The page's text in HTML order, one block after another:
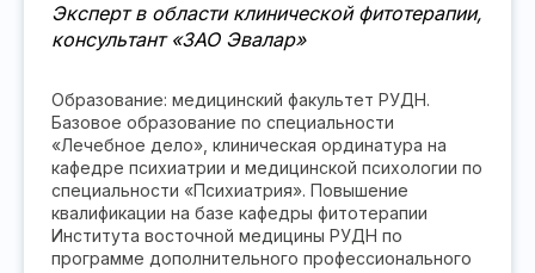
Эксперт в области клинической фитотерапии,
консультант «ЗАО Эвалар»
Образование: медицинский факультет РУДН.
Базовое образование по специальности
«Лечебное дело», клиническая ординатура на
кафедре психиатрии и медицинской психологии по
специальности «Психиатрия». Повышение
квалификации на базе кафедры фитотерапии
Института восточной медицины РУДН по
программе дополнительного профессионального